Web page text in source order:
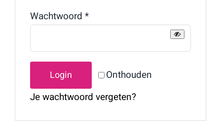
Wachtwoord *Vereist
Onthouden
Login
Je wachtwoord vergeten?